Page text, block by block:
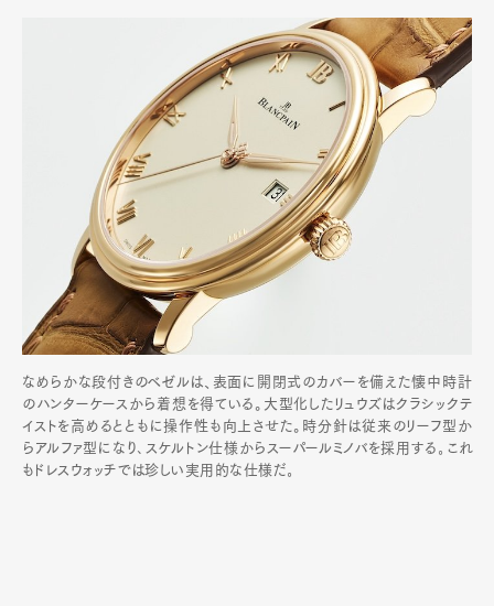
なめらかな段付きのベゼルは、表面に開閉式のカバーを備えた懐中時計
のハンターケースから着想を得ている。大型化したリュウズはクラシックテ
イストを高めるとともに操作性も向上させた。時分針は従来のリーフ型か
らアルファ型になり､スケルトン仕様からスーパールミノバを採用する｡これ
もドレスウォッチでは珍しい実用的な仕様だ｡